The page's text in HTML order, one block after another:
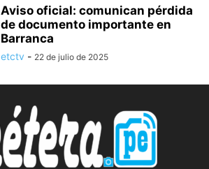
Aviso oficial: comunican pérdida
de documento importante en
Barranca
etctv - 22 de julio de 2025